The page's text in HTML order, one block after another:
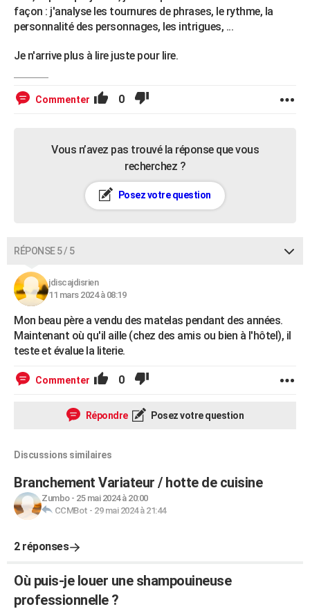
façon : j'analyse les tournures de phrases, le rythme, la
personnalité des personnages, les intrigues, ...
Je n'arrive plus à lire juste pour lire.
Commenter 0
Vous n’avez pas trouvé la réponse que vous
recherchez ?
Posez votre question
RÉPONSE 5 / 5
jdiscajdisrien
11 mars 2024 à 08:19
Mon beau père a vendu des matelas pendant des années.
Maintenant où qu'il aille (chez des amis ou bien à l'hôtel), il
teste et évalue la literie.
Commenter 0
Répondre Posez votre question
Discussions similaires
Branchement Variateur / hotte de cuisine
Zumbo- 25 mai 2024 à 20:00
CCMBot - 29 mai 2024 à 21:44
2 réponses
Où puis-je louer une shampouineuse
professionnelle ?